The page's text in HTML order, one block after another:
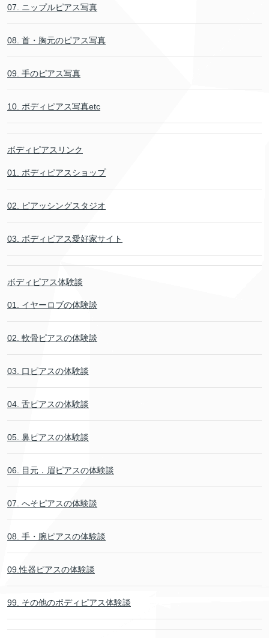
07. ニップルピアス写真
08. 首・胸元のピアス写真
09. 手のピアス写真
10. ボディピアス写真etc
ボディピアスリンク
01. ボディピアスショップ
02. ピアッシングスタジオ
03. ボディピアス愛好家サイト
ボディピアス体験談
01. イヤーロブの体験談
02. 軟骨ピアスの体験談
03. 口ピアスの体験談
04. 舌ピアスの体験談
05. 鼻ピアスの体験談
06. 目元．眉ピアスの体験談
07. へそピアスの体験談
08. 手・腕ピアスの体験談
09.性器ピアスの体験談
99. その他のボディピアス体験談